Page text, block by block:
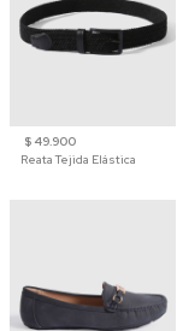
$ 49.900
Reata Tejida Elástica